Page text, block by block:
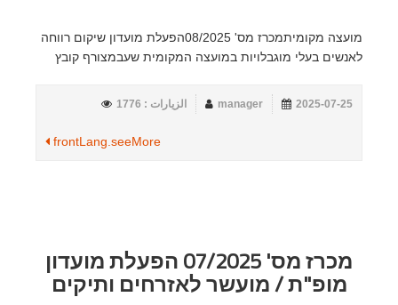
מועצה מקומיתמכרז מס' 08/2025הפעלת מועדון שיקום רווחה
לאנשים בעלי מוגבלויות במועצה המקומית שעבמצורף קובץ
2025-07-25
manager الزيارات : 1776
frontLang.seeMore
מכרז מס' 07/2025 הפעלת מועדון
מופ"ת / מועשר לאזרחים ותיקים